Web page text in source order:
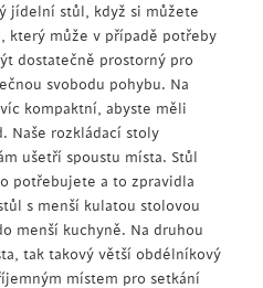
jídelní stůl, když si můžete
, který může v případě potřeby
dostatečně prostorný pro
svobodu pohybu. Na
kompaktní, abyste měli
Naše rozkládací stoly
ušetří spoustu místa. Stůl
potřebujete a to zpravidla
s menší kulatou stolovou
menší kuchyně. Na druhou
tak takový větší obdélníkový
místem pro setkání